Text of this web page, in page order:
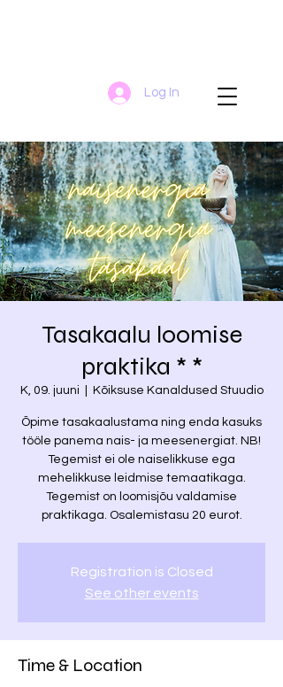
Log In
Tasakaalu loomise
praktika * *
K, 09. juuni Kõiksuse Kanaldused Stuudio
Õpime tasakaalustama ning enda kasuks
tööle panema nais- ja meesenergiat. NB!
Tegemist ei ole naiselikkuse ega
mehelikkuse leidmise temaatikaga.
Tegemist on loomisjõu valdamise
praktikaga. Osalemistasu 20 eurot.
Registration is Closed
See other events
Time & Location